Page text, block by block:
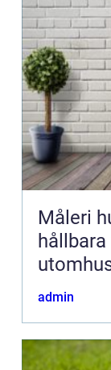
Måleri
admin